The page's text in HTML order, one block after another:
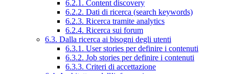
6.2.1. Content discovery
6.2.2. Dati di ricerca (search keywords)
6.2.3. Ricerca tramite analytics
6.2.4. Ricerca sui forum
6.3. Dalla ricerca ai bisogni degli utenti
6.3.1. User stories per definire i contenuti
6.3.2. Job stories per definire i contenuti
6.3.3. Criteri di accettazione